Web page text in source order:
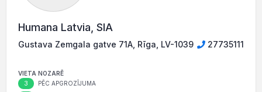
Humana Latvia, SIA
Gustava Zemgala gatve 71A, Rīga, LV-1039 27735111
VIETA NOZARĒ
3 PĒC APGROZĪJUMA